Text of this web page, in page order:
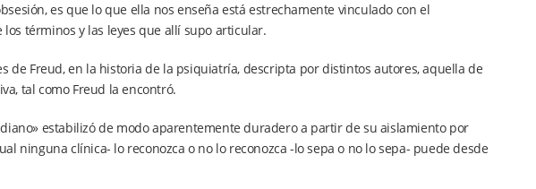
es que lo que ella nos enseña está estrechamente vinculado con el
términos y las leyes que allí supo articular.
de Freud, en la historia de la psiquiatría, descripta por distintos autores, aquella de
tal como Freud la encontró.
estabilizó de modo aparentemente duradero a partir de su aislamiento por
ninguna clínica- lo reconozca o no lo reconozca -lo sepa o no lo sepa- puede desde